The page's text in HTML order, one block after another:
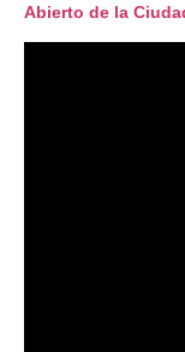
Abierto de la